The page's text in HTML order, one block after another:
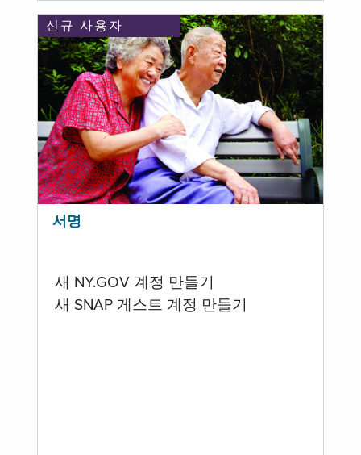
신규 사용자
서명
새 NY.GOV 계정 만들기
새 SNAP 게스트 계정 만들기